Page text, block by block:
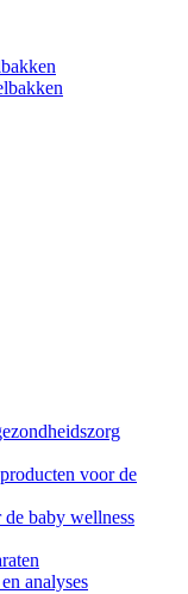
voor de
baby wellness
analyses